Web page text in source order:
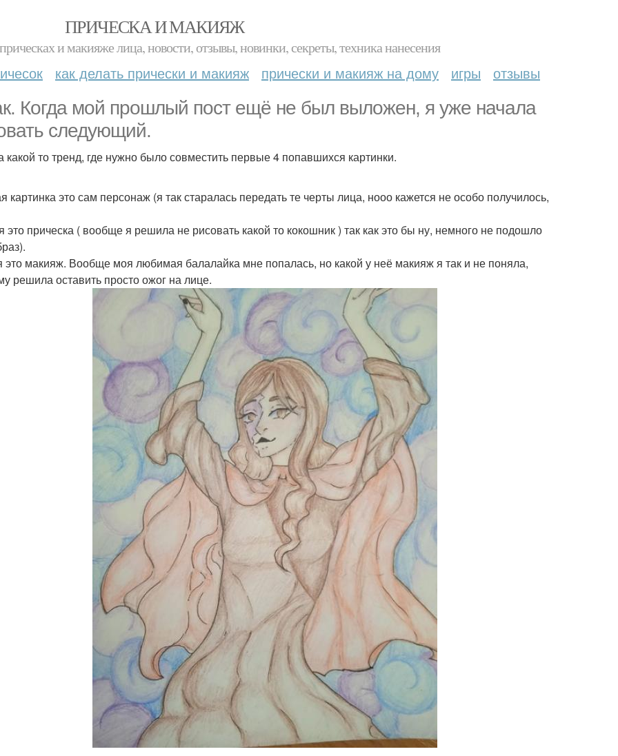
ПРИЧЕСКА И МАКИЯЖ
и макияже лица, новости, отзывы, новинки, секреты, техника нанесения
как делать прически и макияж прически и макияж на дому игры отзывы
Когда мой прошлый пост ещё не был выложен, я уже начала
следующий.
то тренд, где нужно было совместить первые 4 попавшихся картинки.
картинка это сам персонаж (я так старалась передать те черты лица, нооо кажется не особо получилось,
это прическа ( вообще я решила не рисовать какой то кокошник ) так как это бы ну, немного не подошло
это макияж. Вообще моя любимая балалайка мне попалась, но какой у неё макияж я так и не поняла,
решила оставить просто ожог на лице.